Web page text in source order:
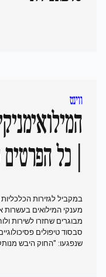
ווינט
| כל
במקביל לגזירות
מענקי המילואים בעשרות
מבוגרים שחזרו לשירות
סבסוד טיפולים
שנפגעו: "החוק היבש